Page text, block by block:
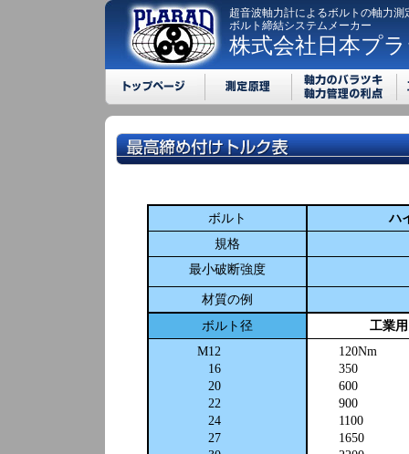
超音波軸力計によるボルトの軸力測
ボルト締結システムメーカー
株式会社日本プ
ボルト
ハ
規格
最小破断強度
材質の例
ボルト径
工業
M12
16
20
22
24
27
120Nm
350
600
900
1100
1650